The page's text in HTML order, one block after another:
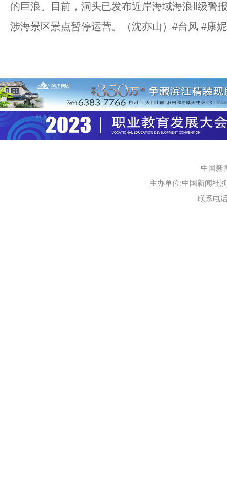
的巨浪。目前，洞头已发布近岸海域海浪Ⅱ级警
涉海景区景点暂停运营。（沈亦山）#台风 #康妮
中国新
主办单位:中国新闻社
联系电